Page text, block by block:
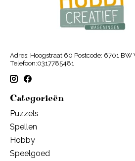
Adres: Hoogstraat 60 Postcode: 6701 BW
Telefoon:0317785481
Categorieën
Puzzels
Spellen
Hobby
Speelgoed